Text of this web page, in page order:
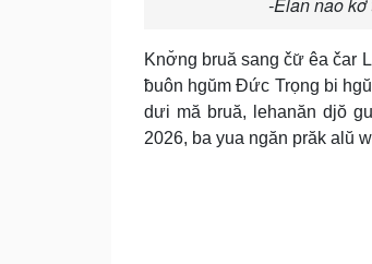
-Êlan nao
Knơ̆ng bruă sang čư̆ êa čar
ƀuôn hgŭm Đức Trọng bi
dưi mă bruă, lehanăn djŏ
2026, ba yua ngăn prăk alŭ